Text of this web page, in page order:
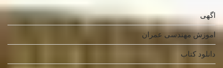
اگهی
اموزش مهندسی عمران
دانلود کتاب